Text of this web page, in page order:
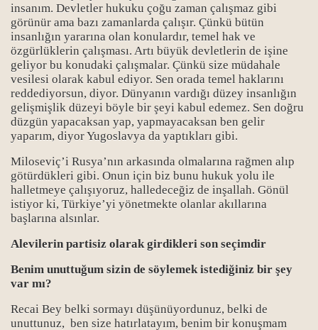
insanım. Devletler hukuku çoğu zaman çalışmaz gibi
görünür ama bazı zamanlarda çalışır. Çünkü bütün
insanlığın yararına olan konulardır, temel hak ve
özgürlüklerin çalışması. Artı büyük devletlerin de işine
geliyor bu konudaki çalışmalar. Çünkü size müdahale
vesilesi olarak kabul ediyor. Sen orada temel haklarını
reddediyorsun, diyor. Dünyanın vardığı düzey insanlığın
gelişmişlik düzeyi böyle bir şeyi kabul edemez. Sen doğru
düzgün yapacaksan yap, yapmayacaksan ben gelir
yaparım, diyor Yugoslavya da yaptıkları gibi.
Miloseviç’i Rusya’nın arkasında olmalarına rağmen alıp
götürdükleri gibi. Onun için biz bunu hukuk yolu ile
halletmeye çalışıyoruz, halledeceğiz de inşallah. Gönül
istiyor ki, Türkiye’yi yönetmekte olanlar akıllarına
başlarına alsınlar.
Alevilerin partisiz olarak girdikleri son seçimdir
Benim unuttuğum sizin de söylemek istediğiniz bir şey
var mı?
Recai Bey belki sormayı düşünüyordunuz, belki de
unuttunuz, ben size hatırlatayım, benim bir konuşmam